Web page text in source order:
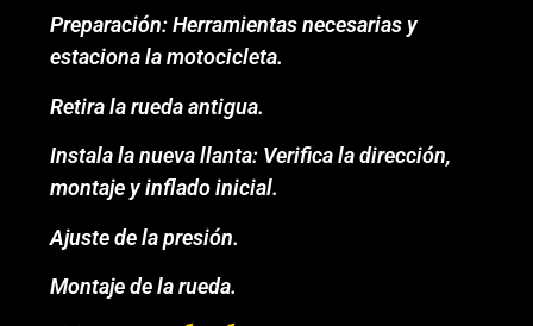
Preparación: Herramientas necesarias y
estaciona la motocicleta.
Retira la rueda antigua.
Instala la nueva llanta: Verifica la dirección,
montaje y inflado inicial.
Ajuste de la presión.
Montaje de la rueda.